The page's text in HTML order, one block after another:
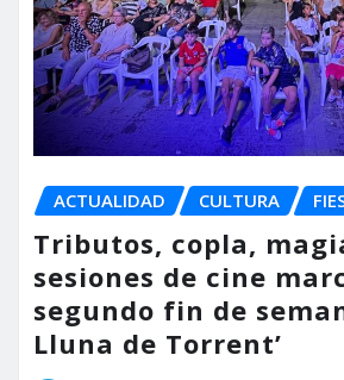
ACTUALIDAD CULTURA
Tributos, copla,
sesiones de cine
segundo fin de
Lluna de Torrent’